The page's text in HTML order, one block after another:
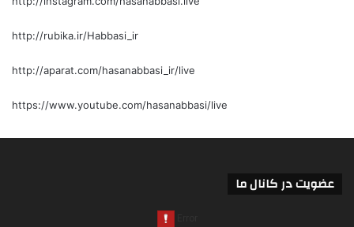
http://rubika.ir/Habbasi_ir
http://aparat.com/hasanabbasi_ir/live
https://www.youtube.com/hasanabbasi/live
عضویت در کانال ما